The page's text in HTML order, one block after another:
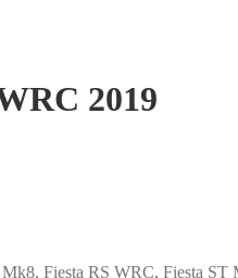
2019
Mk8, Fiesta RS WRC, Fiesta ST